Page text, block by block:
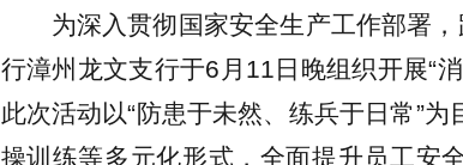
为深入贯彻国家安全生产工作部署
行漳州龙文支行于6月11日晚组织开展“
此次活动以“防患于未然、练兵于日常”
操训练等多元化形式，全面提升员工安